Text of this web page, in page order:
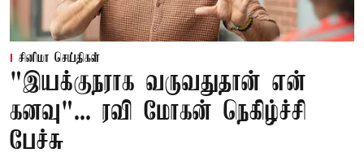
சினிமா செய்திகள்
"இயக்குநராக வருவதுதான் என்
கனவு"... ரவி மோகன் நெகிழ்ச்சி
பேச்சு